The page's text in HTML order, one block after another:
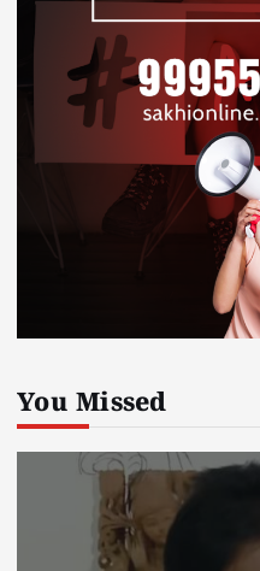
You Missed